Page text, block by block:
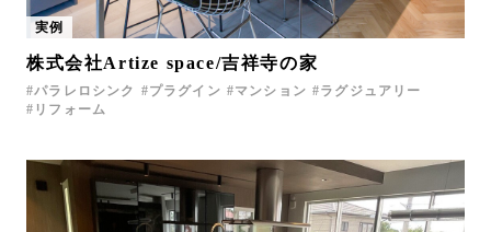
実例
株式会社Artize space/吉祥寺の家
パラレロシンク プラグイン マンション
ラグジュアリー
リフォーム